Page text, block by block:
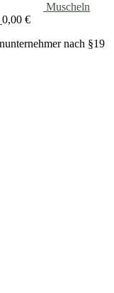
Muscheln
0,00 €
nach §19